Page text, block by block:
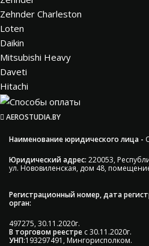
Zehnder Charleston
Loten
Daikin
Mitsubishi Heavy
Daveti
Hitachi
AEROSTUDIA.BY
Наименование юридического лица -
Юридический адрес: 220053,
ул. Нововиленская, дом 48,
Регистрационный номер, дата
орган:
497275, 30.11.2020г.
В торговом реестре с 30.11.2020г.
УНП:193297491, Мингорисполком.